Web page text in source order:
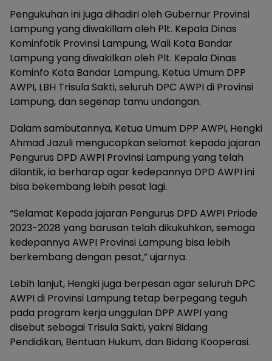
Pengukuhan ini juga dihadiri oleh Gubernur Provinsi
Lampung yang diwakillam oleh Plt. Kepala Dinas
Kominfotik Provinsi Lampung, Wali Kota Bandar
Lampung yang diwakilkan oleh Plt. Kepala Dinas
Kominfo Kota Bandar Lampung, Ketua Umum DPP
AWPI, LBH Trisula Sakti, seluruh DPC AWPI di Provinsi
Lampung, dan segenap tamu undangan.
Dalam sambutannya, Ketua Umum DPP AWPI, Hengki
Ahmad Jazuli mengucapkan selamat kepada jajaran
Pengurus DPD AWPI Provinsi Lampung yang telah
dilantik, ia berharap agar kedepannya DPD AWPI ini
bisa bekembang lebih pesat lagi.
“Selamat Kepada jajaran Pengurus DPD AWPI Priode
2023-2028 yang barusan telah dikukuhkan, semoga
kedepannya AWPI Provinsi Lampung bisa lebih
berkembang dengan pesat,” ujarnya.
Lebih lanjut, Hengki juga berpesan agar seluruh DPC
AWPI di Provinsi Lampung tetap berpegang teguh
pada program kerja unggulan DPP AWPI yang
disebut sebagai Trisula Sakti, yakni Bidang
Pendidikan, Bentuan Hukum, dan Bidang Kooperasi.